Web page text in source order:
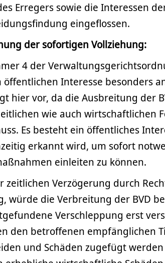
Erregers sowie die Interessen
eingeflossen.
der sofortigen Vollziehung:
4 der
Interesse besonders
hier vor, da die Ausbreitung der
wie auch wirtschaftlichen
Es besteht ein öffentliches
erkannt wird, um sofort
einleiten zu können.
zeitlichen Verzögerung durch
würde die Verbreitung der BVD
Verschleppung erst
den betroffenen empfänglichen
und Schäden zugefügt